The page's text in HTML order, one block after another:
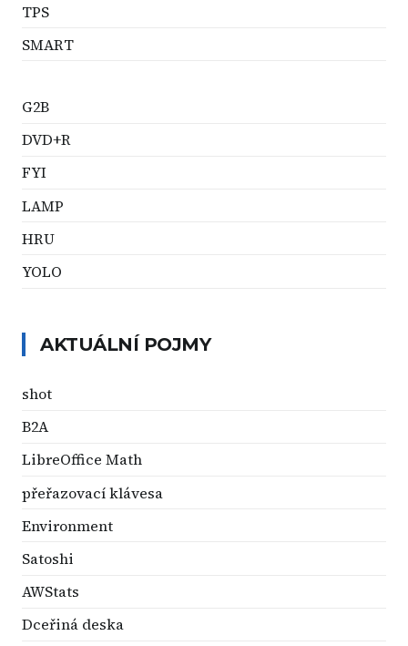
TPS
SMART
G2B
DVD+R
FYI
LAMP
HRU
YOLO
AKTUÁLNÍ POJMY
shot
B2A
LibreOffice Math
přeřazovací klávesa
Environment
Satoshi
AWStats
Dceřiná deska